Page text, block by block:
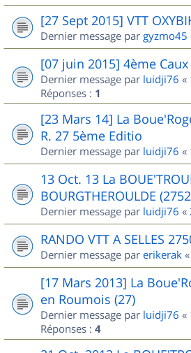
[27 Sept 2015] VTT
Dernier message par gyzmo45
[07 juin 2015] 4ème
Dernier message par luidji76 «
Réponses : 1
[23 Mars 14] La
R. 27 5ème Editio
Dernier message par luidji76 «
13 Oct. 13 La
BOURGTHEROULDE
Dernier message par luidji76 «
RANDO VTT A SELLES
Dernier message par erikerak «
[17 Mars 2013] La
en Roumois (27)
Dernier message par luidji76 «
Réponses : 4